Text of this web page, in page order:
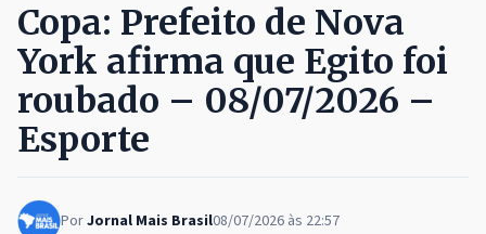
Copa: Prefeito de Nova
York afirma que Egito foi
roubado – 08/07/2026 –
Esporte
PorJornal Mais Brasil08/07/2026 às 22:57